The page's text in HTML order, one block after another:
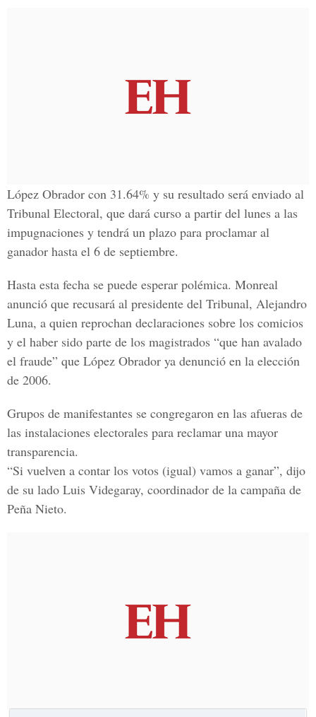
López Obrador con 31.64% y su resultado será enviado al
Tribunal Electoral, que dará curso a partir del lunes a las
impugnaciones y tendrá un plazo para proclamar al
ganador hasta el 6 de septiembre.
Hasta esta fecha se puede esperar polémica. Monreal
anunció que recusará al presidente del Tribunal, Alejandro
Luna, a quien reprochan declaraciones sobre los comicios
y el haber sido parte de los magistrados “que han avalado
el fraude” que López Obrador ya denunció en la elección
de 2006.
Grupos de manifestantes se congregaron en las afueras de
las instalaciones electorales para reclamar una mayor
transparencia.
“Si vuelven a contar los votos (igual) vamos a ganar”, dijo
de su lado Luis Videgaray, coordinador de la campaña de
Peña Nieto.